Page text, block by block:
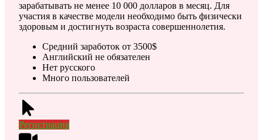
зарабатывать не менее 10 000 долларов в месяц. Для
участия в качестве модели необходимо быть физически
здоровым и достигнуть возраста совершеннолетия.
Средний заработок от 3500$
Английский не обязателен
Нет русского
Много пользователей
Регистрация